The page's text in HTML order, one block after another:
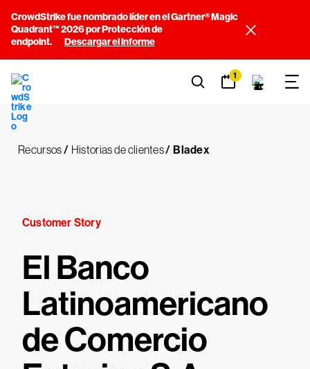
CrowdStrike fue nombrado líder en el Gartner® Magic
Quadrant™ 2026 por Protección de
endpoint.
Descargar el informe
1
Recursos/ Historias de clientes/ Bladex
Customer Story
El Banco
Latinoamericano
de Comercio